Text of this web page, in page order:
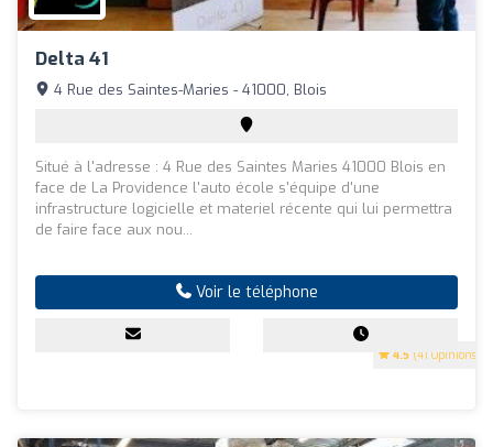
Delta 41
4.5 (41 Opinions)
4 Rue des Saintes-Maries - 41000, Blois
Situé à l'adresse : 4 Rue des Saintes Maries 41000 Blois en
face de La Providence l'auto école s'équipe d'une
infrastructure logicielle et materiel récente qui lui permettra
de faire face aux nou...
Voir le téléphone